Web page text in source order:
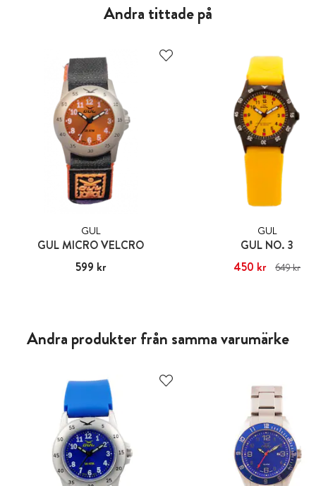
Andra tittade på
GUL
GUL MICRO VELCRO
Pris:599 kr
599 kr
GUL
GUL NO. 3
Nuvarande pris: 450 kr
450 kr 649 kr
Andra produkter från samma varumärke